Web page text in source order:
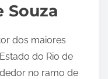
Souza
dos maiores
do Rio de
no ramo de